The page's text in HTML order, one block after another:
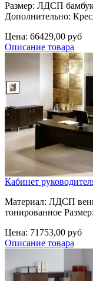
Размер: ЛДСП
Дополнительно:
Цена: 66429,00 руб
Описание товара
Кабинет
Материал: ЛДСП
тонированное
Цена: 71753,00 руб
Описание товара